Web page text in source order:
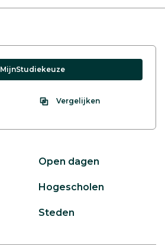
MijnStudiekeuze
Vergelijken
Open dagen
Hogescholen
Steden